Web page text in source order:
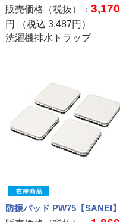
販売価格（税抜）： 3,170
円 （税込 3,487円）
洗濯機排水トラップ
防振パッド PW75【SANEI】